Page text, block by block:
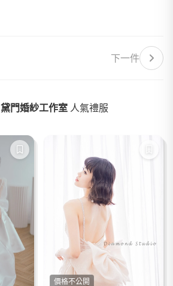
下一件
黛門婚紗工作室 人氣禮服
價格不公開